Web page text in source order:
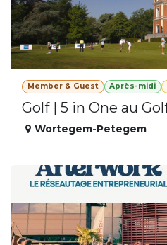
Member & Guest Après-midi
Golf | 5 in One au
Wortegem-Petegem